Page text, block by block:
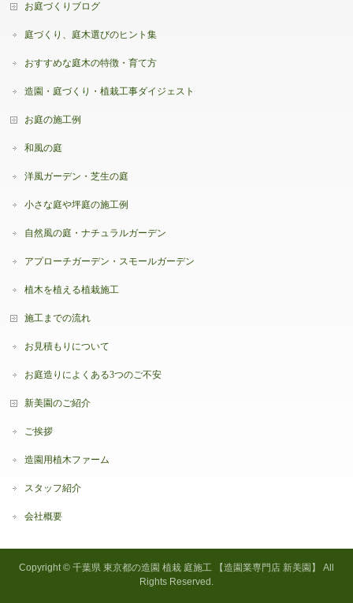
お庭づくりブログ
庭づくり、庭木選びのヒント集
おすすめな庭木の特徴・育て方
造園・庭づくり・植栽工事ダイジェスト
お庭の施工例
和風の庭
洋風ガーデン・芝生の庭
小さな庭や坪庭の施工例
自然風の庭・ナチュラルガーデン
アプローチガーデン・スモールガーデン
植木を植える植栽施工
施工までの流れ
お見積もりについて
お庭造りによくある3つのご不安
新美園のご紹介
ご挨拶
造園用植木ファーム
スタッフ紹介
会社概要
Copyright © 千葉県 東京都の造園 植栽 庭施工 【造園業専門店 新美園】
All
Rights Reserved.